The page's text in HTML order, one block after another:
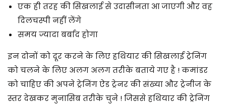
एक ही तरह की सिखलाई से उदासीनता आ जाएगी और वह
दिलचस्पी नहीं लेंगे
समय ज्यादा बर्बाद होगा
इन दोनों को दूर करने के लिए हथियार की सिखलाई ट्रेनिंग
को चलने के लिए अलग अलग तरीके बताये गए है ! कमांडर
को चाहिए की अपने ट्रेनिंग ऐड ट्रेनर की संख्या और ट्रेनीज के
स्तर देखकर मुनासिब तरीके चुने ! जिससे हथियार की ट्रेनिंग